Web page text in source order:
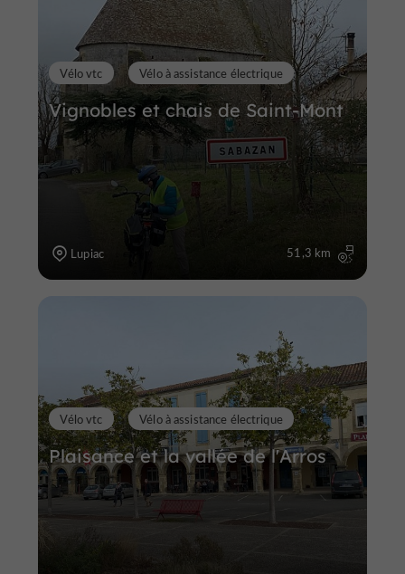
Vignobles et chais de Saint-Mont
Vélo vtc Vélo à assistance électrique
Lupiac 51,3 km
Plaisance et la vallée de l'Arros
Vélo vtc Vélo à assistance électrique